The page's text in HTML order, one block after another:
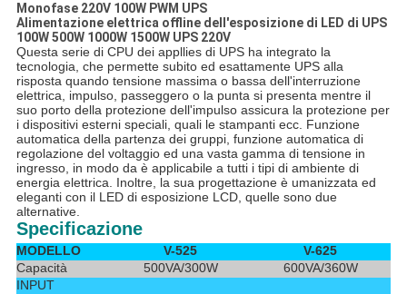
Monofase 220V 100W PWM UPS
Alimentazione elettrica offline dell'esposizione di LED di UPS
100W 500W 1000W 1500W UPS 220V
Questa serie di CPU dei appllies di UPS ha integrato la
tecnologia, che permette subito ed esattamente UPS alla
risposta quando tensione massima o bassa dell'interruzione
elettrica, impulso, passeggero o la punta si presenta mentre il
suo porto della protezione dell'impulso assicura la protezione per
i dispositivi esterni speciali, quali le stampanti ecc. Funzione
automatica della partenza dei gruppi, funzione automatica di
regolazione del voltaggio ed una vasta gamma di tensione in
ingresso, in modo da è applicabile a tutti i tipi di ambiente di
energia elettrica. Inoltre, la sua progettazione è umanizzata ed
eleganti con il LED di esposizione LCD, quelle sono due
alternative.
Specificazione
MODELLO V-525
V-625
Capacità
500VA/300W
600VA/360W
INPUT